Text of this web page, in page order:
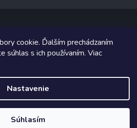
cookie. Ďalším prechádzaním
s ich používaním. Viac
Nastavenie
Súhlasím
Stuhy. Všetky práva vyhradené.
Shoptet implementoval
Shoptetak.cz.
Vytvoril Shoptet